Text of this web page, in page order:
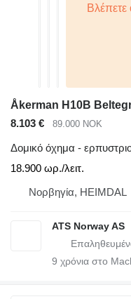
Åkerman H10B
8.103 €
89.000 NOK
Δομικό όχημα -
18.900 ωρ./λειτ.
Νορβηγία, HEIMDAL
ATS Norway AS
9 χρόνια στο